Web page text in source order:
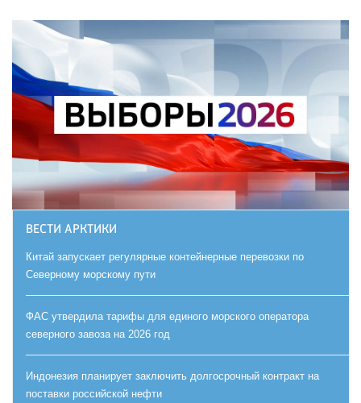
ВЕСТИ АРКТИКИ
Китай запускает регулярные контейнерные перевозки по
Северному морскому пути
ФАС утвердила тарифы для единого морского оператора
северного завоза на 2026 год
Индонезия планирует заключить долгосрочный контракт на
поставки российской нефти